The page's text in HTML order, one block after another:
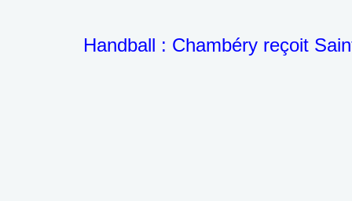
Handball : Chambéry reçoit